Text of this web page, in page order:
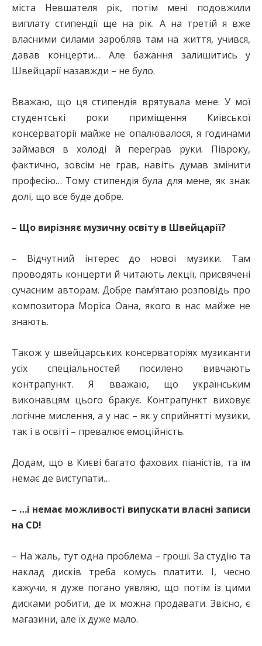
міста Невшателя рік, потім мені подовжили
виплату стипендії ще на рік. А на третій я вже
власними силами заробляв там на життя, учився,
давав концерти… Але бажання залишитись у
Швейцарії назавжди – не було.
Вважаю, що ця стипендія врятувала мене. У мої
студентські роки приміщення Київської
консерваторії майже не опалювалося, я годинами
займався в холоді й переграв руки. Півроку,
фактично, зовсім не грав, навіть думав змінити
професію… Тому стипендія була для мене, як знак
долі, що все буде добре.
– Що вирізняє музичну освіту в Швейцарії?
– Відчутний інтерес до нової музики. Там
проводять концерти й читають лекції, присвячені
сучасним авторам. Добре пам’ятаю розповідь про
композитора Моріса Оана, якого в нас майже не
знають.
Також у швейцарських консерваторіях музиканти
усіх спеціальностей посилено вивчають
контрапункт. Я вважаю, що українським
виконавцям цього бракує. Контрапункт виховує
логічне мислення, а у нас – як у сприйнятті музики,
так і в освіті – превалює емоційність.
Додам, що в Києві багато фахових піаністів, та їм
немає де виступати…
– …і немає можливості випускати власні записи
на CD!
– На жаль, тут одна проблема – гроші. За студію та
наклад дисків треба комусь платити. І, чесно
кажучи, я дуже погано уявляю, що потім із цими
дисками робити, де їх можна продавати. Звісно, є
магазини, але їх дуже мало.